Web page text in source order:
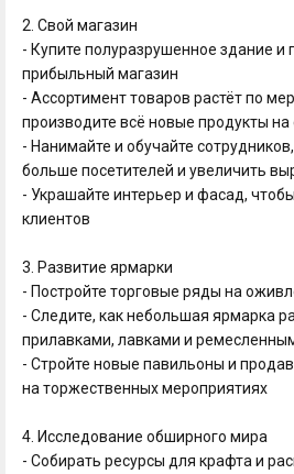
2. Свой магазин
- Купите полуразрушенное здание и
прибыльный магазин
- Ассортимент товаров растёт по
производите всё новые продукты
- Нанимайте и обучайте
больше посетителей и увеличить
- Украшайте интерьер и фасад,
клиентов
3. Развитие ярмарки
- Постройте торговые ряды на
- Следите, как небольшая ярмарка
прилавками, лавками и
- Стройте новые павильоны и
на торжественных мероприятиях
4. Исследование обширного мира
- Собирать ресурсы для крафта и